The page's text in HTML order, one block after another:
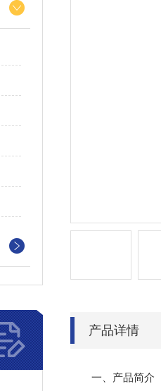
产品详情
一、产品简介